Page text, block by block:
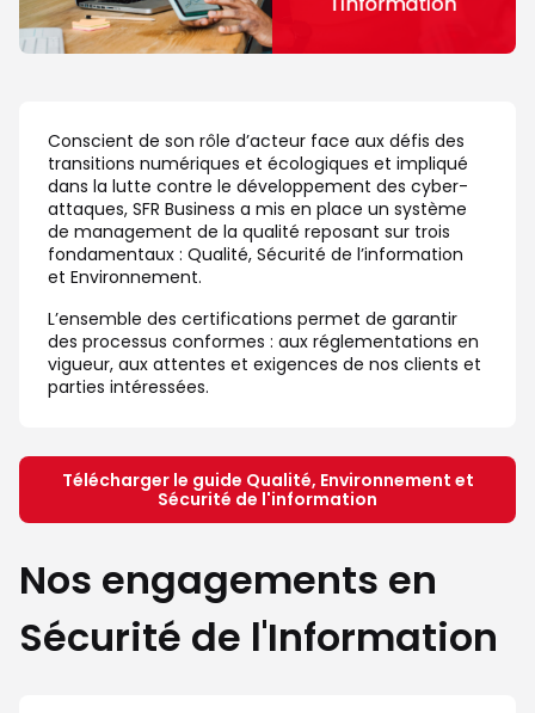
Conscient de son rôle d’acteur face aux défis des
transitions numériques et écologiques et impliqué
dans la lutte contre le développement des cyber-
attaques, SFR Business a mis en place un système
de management de la qualité reposant sur trois
fondamentaux : Qualité, Sécurité de l’information
et Environnement.
L’ensemble des certifications permet de garantir
des processus conformes : aux réglementations en
vigueur, aux attentes et exigences de nos clients et
parties intéressées.
Télécharger le guide Qualité, Environnement et
Sécurité de l'information
Nos engagements en
Sécurité de l'Information